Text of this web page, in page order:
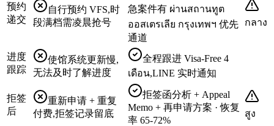
预约
递交
自行预约 VFS,时
段满档需凌晨抢号
急案件有 ผ่านสถานทูต
ออสเตรเลีย กรุงเทพฯ 优先
通道
กลาง
进度
跟踪
使馆系统更新慢,
无法及时了解进度
全程跟进 Visa-Free 4
เดือน,LINE 实时通知
拒签
后
重新申请 + 重复
付费,拒签记录留底
拒签函分析 + Appeal
Memo + 再申请方案 · 恢复
率 65-72%
สูง